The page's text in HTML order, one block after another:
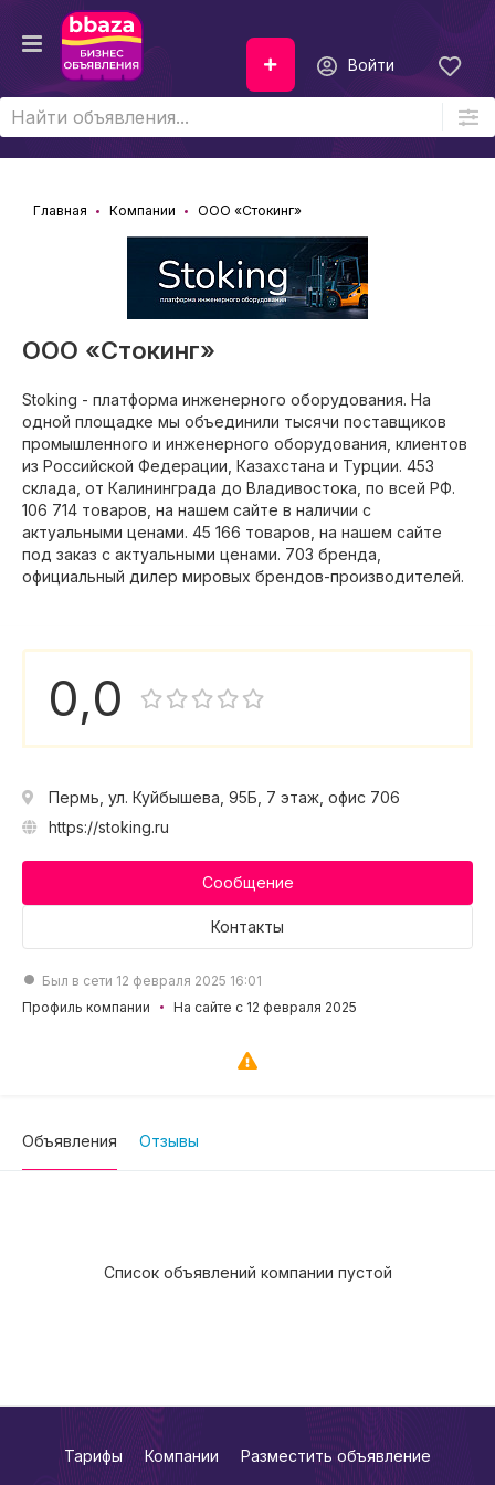
Войти
Главная Компании ООО «Стокинг»
ООО «Стокинг»
Stoking - платформа инженерного оборудования. На
одной площадке мы объединили тысячи поставщиков
промышленного и инженерного оборудования, клиентов
из Российской Федерации, Казахстана и Турции. 453
склада, от Калининграда до Владивостока, по всей РФ.
106 714 товаров, на нашем сайте в наличии с
актуальными ценами. 45 166 товаров, на нашем сайте
под заказ с актуальными ценами. 703 бренда,
официальный дилер мировых брендов-производителей.
0,0
Пермь, ул. Куйбышева, 95Б, 7 этаж, офис 706
https://stoking.ru
Сообщение
Контакты
Был в сети 12 февраля 2025 16:01
Профиль компании
На сайте с 12 февраля 2025
Объявления Отзывы
Список объявлений компании пустой
Тарифы Компании Разместить объявление